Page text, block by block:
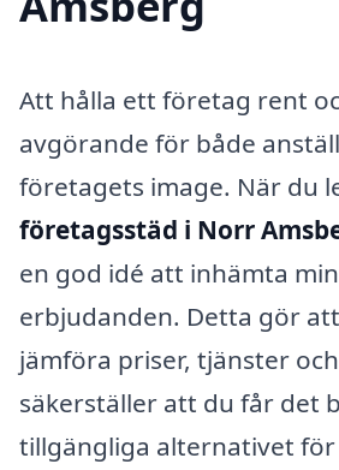
Att hålla ett företag rent
avgörande för både
företagets image. När du
företagsstäd i Norr
en god idé att inhämta
erbjudanden. Detta gör
jämföra priser, tjänster
säkerställer att du får det
tillgängliga alternativet för